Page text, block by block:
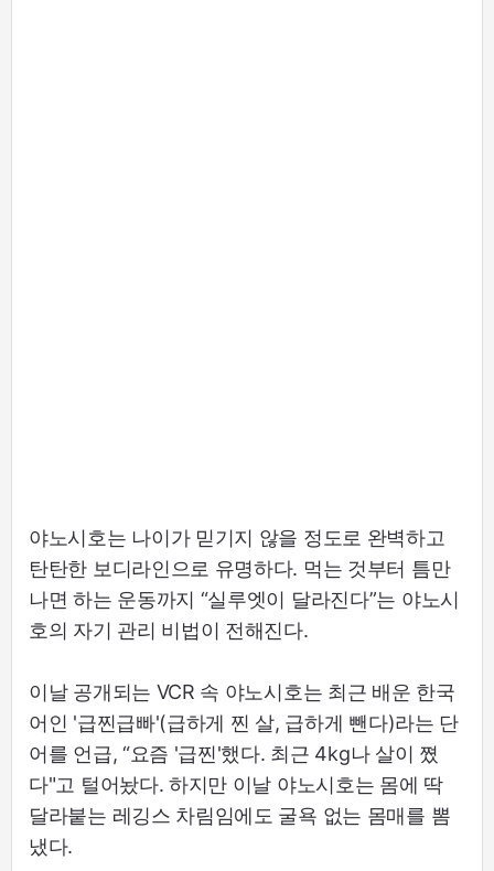
야노시호는 나이가 믿기지 않을 정도로 완벽하고
탄탄한 보디라인으로 유명하다. 먹는 것부터 틈만
나면 하는 운동까지 “실루엣이 달라진다”는 야노시
호의 자기 관리 비법이 전해진다.
이날 공개되는 VCR 속 야노시호는 최근 배운 한국
어인 '급찐급빠'(급하게 찐 살, 급하게 뺀다)라는 단
어를 언급, “요즘 '급찐'했다. 최근 4kg나 살이 쪘
다"고 털어놨다. 하지만 이날 야노시호는 몸에 딱
달라붙는 레깅스 차림임에도 굴욕 없는 몸매를 뽐
냈다.